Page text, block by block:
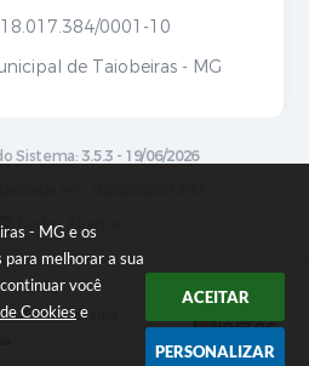
- MG e os
para melhorar a sua
você
Cookies e
ACEITAR
PERSONALIZAR
18.017.384/0001-10
de Taiobeiras - MG
Sistema: 3.5.3 - 19/06/2026
Dados Abertos
Todos os direitos